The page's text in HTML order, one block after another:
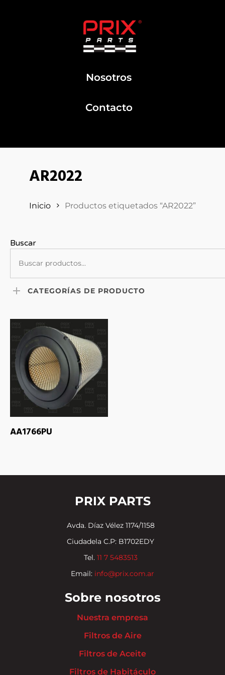
Nosotros
Contacto
AR2022
Inicio Productos etiquetados “AR2022”
Buscar
CATEGORÍAS DE PRODUCTO
LEER MÁS
AA1766PU
PRIX PARTS
Avda. Díaz Vélez 1174/1158
Ciudadela C.P: B1702EDY
Tel. 11 7 5483513
Email: info@prix.com.ar
Sobre nosotros
Nuestra empresa
Filtros de Aire
Filtros de Aceite
Filtros de Habitáculo